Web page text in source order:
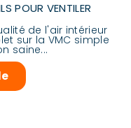
POUR VENTILER
de l'air intérieur
sur la VMC simple
saine...